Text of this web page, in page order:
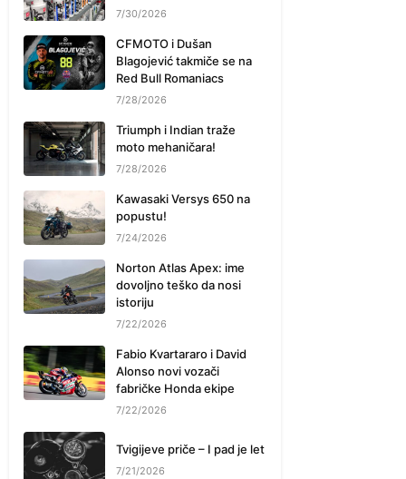
7/30/2026
CFMOTO i Dušan
Blagojević takmiče se na
Red Bull Romaniacs
7/28/2026
Triumph i Indian traže
moto mehaničara!
7/28/2026
Kawasaki Versys 650 na
popustu!
7/24/2026
Norton Atlas Apex: ime
dovoljno teško da nosi
istoriju
7/22/2026
Fabio Kvartararo i David
Alonso novi vozači
fabričke Honda ekipe
7/22/2026
Tvigijeve priče – I pad je let
7/21/2026